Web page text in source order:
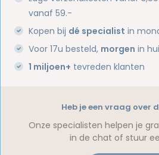
vanaf 59.-
Kopen bij dé specialist in
Voor 17u besteld, morgen in
1 miljoen+ tevreden klanten
Heb je een vraag over
Onze specialisten helpen je
in de chat of stuur